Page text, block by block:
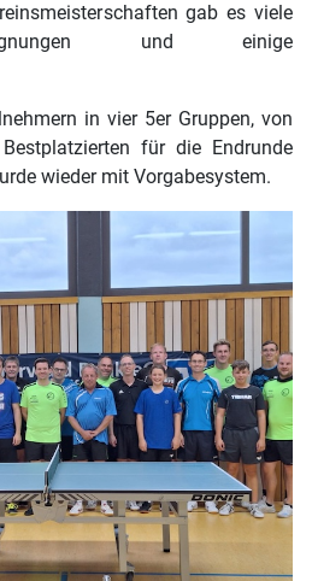
gab es viele
und einige
in vier 5er Gruppen, von
für die Endrunde
wieder mit Vorgabesystem.